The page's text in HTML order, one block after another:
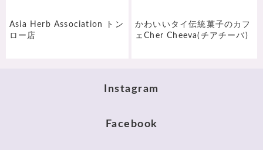
Asia Herb Association トン
ロー店
かわいいタイ伝統菓子のカフ
ェCher Cheeva(チアチーバ)
Instagram
Facebook